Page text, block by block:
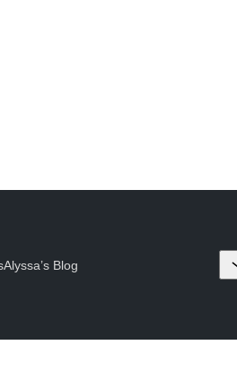
Alyssa’s Blog